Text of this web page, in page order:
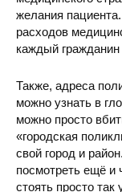
желания
расходов
каждый
Также, адреса
можно узнать в
можно просто
«городская
свой город и
посмотреть ещё и
стоять просто так